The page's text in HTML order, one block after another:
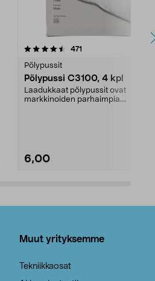
471
Pölypussit
Pölypussi C3100, 4 kpl
Laadukkaat pölypussit ovat
markkinoiden parhaimpia.
6,00
4.5viidestä
Muut yrityksemme
Tekniikkaosat